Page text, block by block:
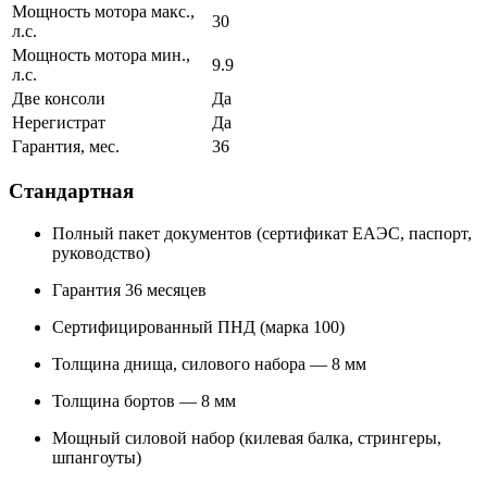
Мощность мотора макс.,
л.с.
30
Мощность мотора мин.,
л.с.
9.9
Две консоли
Да
Нерегистрат
Да
Гарантия, мес.
36
Стандартная
Полный пакет документов (сертификат ЕАЭС, паспорт,
руководство)
Гарантия 36 месяцев
Сертифицированный ПНД (марка 100)
Толщина днища, силового набора — 8 мм
Толщина бортов — 8 мм
Мощный силовой набор (килевая балка, стрингеры,
шпангоуты)